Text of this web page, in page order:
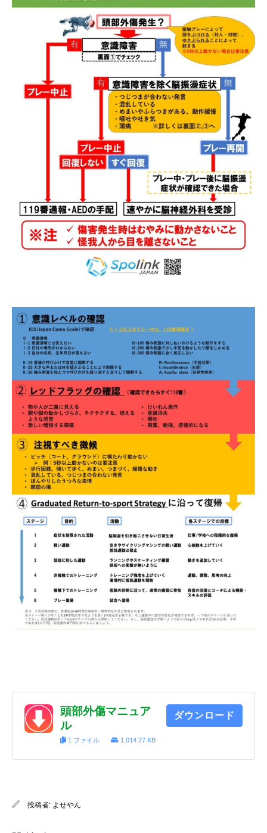
頭部外傷マニュア
ル
1 ファイル 1,014.27 KB
ダウンロード
投稿者: よせやん